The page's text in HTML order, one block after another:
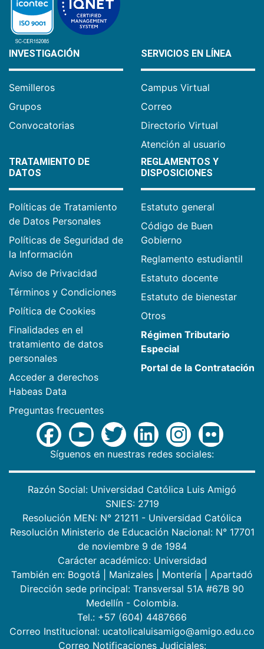
INVESTIGACIÓN
Semilleros
Grupos
Convocatorias
SERVICIOS EN LÍNEA
Campus Virtual
Correo
Directorio Virtual
Atención al usuario
TRATAMIENTO DE
DATOS
Políticas de Tratamiento
de Datos Personales
Políticas de Seguridad de
la Información
Aviso de Privacidad
Términos y Condiciones
Política de Cookies
Finalidades en el
tratamiento de datos
personales
Acceder a derechos
Habeas Data
Preguntas frecuentes
REGLAMENTOS Y
DISPOSICIONES
Estatuto general
Código de Buen
Gobierno
Reglamento estudiantil
Estatuto docente
Estatuto de bienestar
Otros
Régimen Tributario
Especial
Portal de la Contratación
Síguenos en nuestras redes sociales:
Razón Social: Universidad Católica Luis Amigó
SNIES: 2719
Resolución MEN: N° 21211 - Universidad Católica
Resolución Ministerio de Educación Nacional: N° 17701
de noviembre 9 de 1984
Carácter académico: Universidad
También en: Bogotá Manizales Montería
Apartadó
Dirección sede principal: Transversal 51A #67B 90
Medellín - Colombia.
Tel.: +57 (604) 4487666
Correo Institucional: ucatolicaluisamigo@amigo.edu.co
Correo Notificaciones Judiciales: